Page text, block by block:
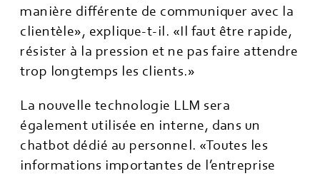
manière différente de communiquer avec la
clientèle», explique-t-il. «Il faut être rapide,
résister à la pression et ne pas faire attendre
trop longtemps les clients.»
La nouvelle technologie LLM sera
également utilisée en interne, dans un
chatbot dédié au personnel. «Toutes les
informations importantes de l’entreprise